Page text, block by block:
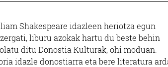
Shakespeare idazleen heriotza egun
liburu azokak hartu du beste behin
ditu Donostia Kulturak, ohi moduan.
idazle donostiarra eta bere literatura